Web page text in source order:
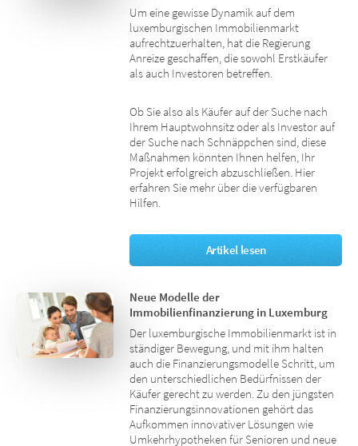
Um eine gewisse Dynamik auf dem
luxemburgischen Immobilienmarkt
aufrechtzuerhalten, hat die Regierung
Anreize geschaffen, die sowohl Erstkäufer
als auch Investoren betreffen.
Ob Sie also als Käufer auf der Suche nach
Ihrem Hauptwohnsitz oder als Investor auf
der Suche nach Schnäppchen sind, diese
Maßnahmen könnten Ihnen helfen, Ihr
Projekt erfolgreich abzuschließen. Hier
erfahren Sie mehr über die verfügbaren
Hilfen.
Artikel lesen
Neue Modelle der
Immobilienfinanzierung in Luxemburg
Der luxemburgische Immobilienmarkt ist in
ständiger Bewegung, und mit ihm halten
auch die Finanzierungsmodelle Schritt, um
den unterschiedlichen Bedürfnissen der
Käufer gerecht zu werden. Zu den jüngsten
Finanzierungsinnovationen gehört das
Aufkommen innovativer Lösungen wie
Umkehrhypotheken für Senioren und neue